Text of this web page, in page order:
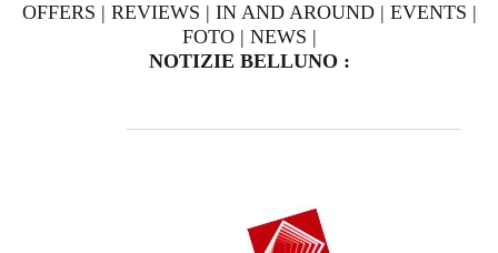
OFFERS | REVIEWS | IN AND AROUND| EVENTS |
FOTO| NEWS |
NOTIZIE BELLUNO :